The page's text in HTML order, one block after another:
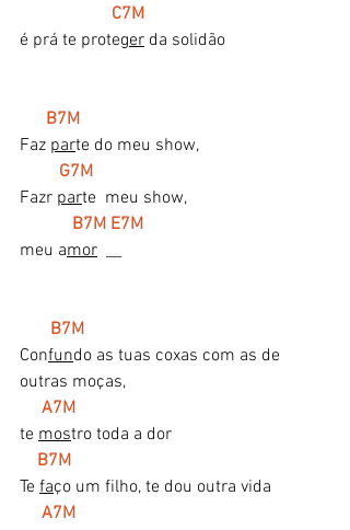
C7M
é prá te proteger da solidão
B7M
Faz parte do meu show,
G7M
Fazr parte  meu show,
  B7M E7M
meu amor
B7M
Confundo as tuas coxas com as de
outras moças,
A7M
te mostro toda a dor
B7M
Te faço um filho, te dou outra vida
   A7M